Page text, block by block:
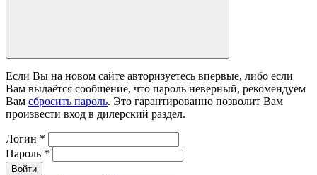
Если Вы на новом сайте авторизуетесь впервые, либо если
Вам выдаётся сообщение, что пароль неверный, рекомендуем
Вам сбросить пароль. Это гарантированно позволит Вам
произвести вход в дилерский раздел.
Логин *
Пароль *
Войти